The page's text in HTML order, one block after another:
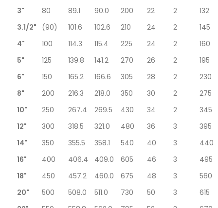
3"
80 89.1 90.0 200 22 2
132
3.1/2"
(90) 101.6 102.6 210 24 2
145
4"
100 114.3 115.4 225 24 2
160
5"
125 139.8 141.2 270 26 2
195
6"
150 165.2 166.6 305 28 2
230
8"
200 216.3 218.0 350 30 2
275
10"
250 267.4 269.5 430 34 2
345
12"
300 318.5 321.0 480 36 3
395
14"
350 355.5 358.1 540 40 3
440
16"
400 406.4 409.0 605 46 3
495
18"
450 457.2 460.0 675 48 3
560
20"
500 508.0 511.0 730 50 3
615